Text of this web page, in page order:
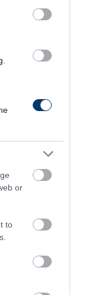
or
to
The Body